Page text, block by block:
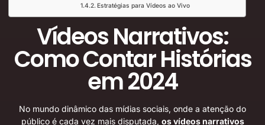
Estratégias para Vídeos ao Vivo
Vídeos Narrativos:
Como Contar Histórias
em 2024
No mundo dinâmico das mídias sociais, onde a atenção do
público é cada vez mais disputada, os vídeos narrativos